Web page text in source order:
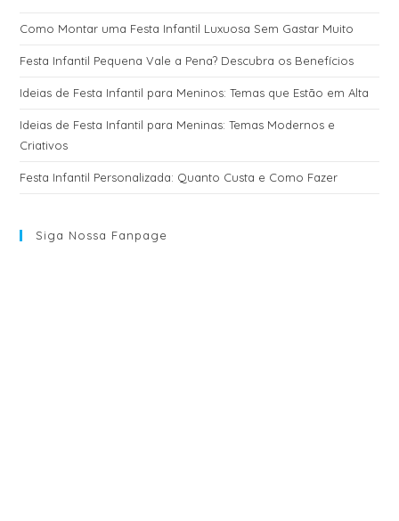
Como Montar uma Festa Infantil Luxuosa Sem Gastar Muito
Festa Infantil Pequena Vale a Pena? Descubra os Benefícios
Ideias de Festa Infantil para Meninos: Temas que Estão em Alta
Ideias de Festa Infantil para Meninas: Temas Modernos e
Criativos
Festa Infantil Personalizada: Quanto Custa e Como Fazer
Siga Nossa Fanpage